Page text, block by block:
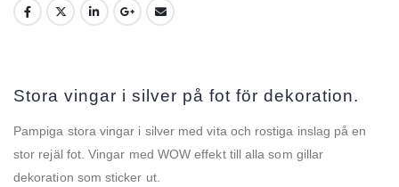
Stora vingar i silver på fot för dekoration.
Pampiga stora vingar i silver med vita och rostiga inslag på en
stor rejäl fot. Vingar med WOW effekt till alla som gillar
dekoration som sticker ut.